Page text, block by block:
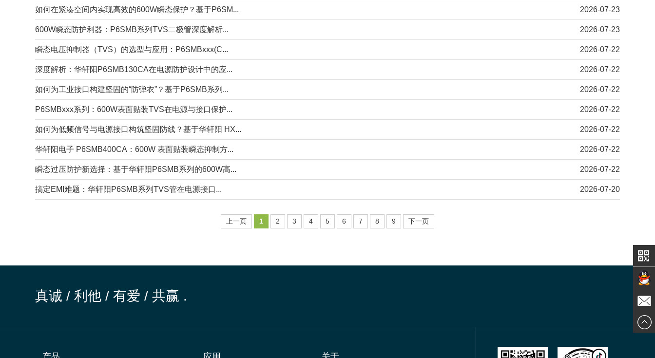
如何在紧凑空间内实现高效的600W瞬态保护？基于P6SM... 2026-07-23
600W瞬态防护利器：P6SMB系列TVS二极管深度解析... 2026-07-23
瞬态电压抑制器（TVS）的选型与应用：P6SMBxxx(C... 2026-07-22
深度解析：华轩阳P6SMB130CA在电源防护设计中的应... 2026-07-22
如何为工业接口构建坚固的“防弹衣”？基于P6SMB系列... 2026-07-22
P6SMBxxx系列：600W表面贴装TVS在电源与接口保护... 2026-07-22
如何为低频信号与电源接口构筑坚固防线？基于华轩阳 HX... 2026-07-22
华轩阳电子 P6SMB400CA：600W 表面贴装瞬态抑制方... 2026-07-22
瞬态过压防护新选择：基于华轩阳P6SMB系列的600W高... 2026-07-22
搞定EMI难题：华轩阳P6SMB系列TVS管在电源接口... 2026-07-20
上一页 1 2 3 4 5 6 7 8 9 下一页
真诚 / 利他 / 有爱 / 共赢 . 在线交
谈
发送邮